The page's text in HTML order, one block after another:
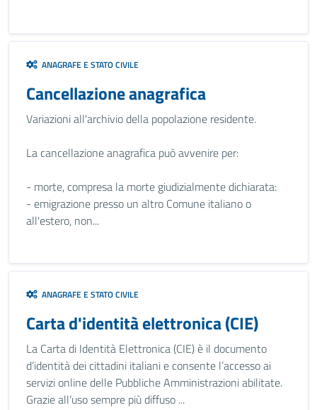
ANAGRAFE E STATO CIVILE
Cancellazione anagrafica
Variazioni all'archivio della popolazione residente.
La cancellazione anagrafica può avvenire per:
- morte, compresa la morte giudizialmente dichiarata:
- emigrazione presso un altro Comune italiano o
all'estero, non...
ANAGRAFE E STATO CIVILE
Carta d'identità elettronica (CIE)
La Carta di Identità Elettronica (CIE) è il documento
d’identità dei cittadini italiani e consente l’accesso ai
servizi online delle Pubbliche Amministrazioni abilitate.
Grazie all’uso sempre più diffuso ...